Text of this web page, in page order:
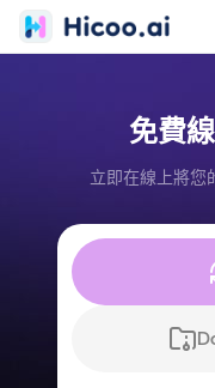
免費
立即在線上將您